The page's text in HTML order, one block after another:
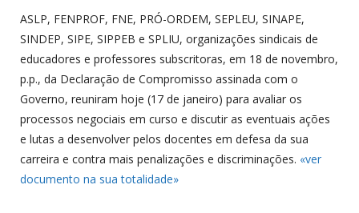
ASLP, FENPROF, FNE, PRÓ-ORDEM, SEPLEU, SINAPE,
SINDEP, SIPE, SIPPEB e SPLIU, organizações sindicais de
educadores e professores subscritoras, em 18 de novembro,
p.p., da Declaração de Compromisso assinada com o
Governo, reuniram hoje (17 de janeiro) para avaliar os
processos negociais em curso e discutir as eventuais ações
e lutas a desenvolver pelos docentes em defesa da sua
carreira e contra mais penalizações e discriminações. «ver
documento na sua totalidade»